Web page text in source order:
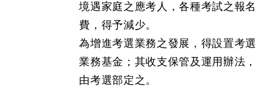
境遇家庭之應考人，各種考試之報名
費，得予減少。
為增進考選業務之發展，得設置考選
業務基金；其收支保管及運用辦法，
由考選部定之。